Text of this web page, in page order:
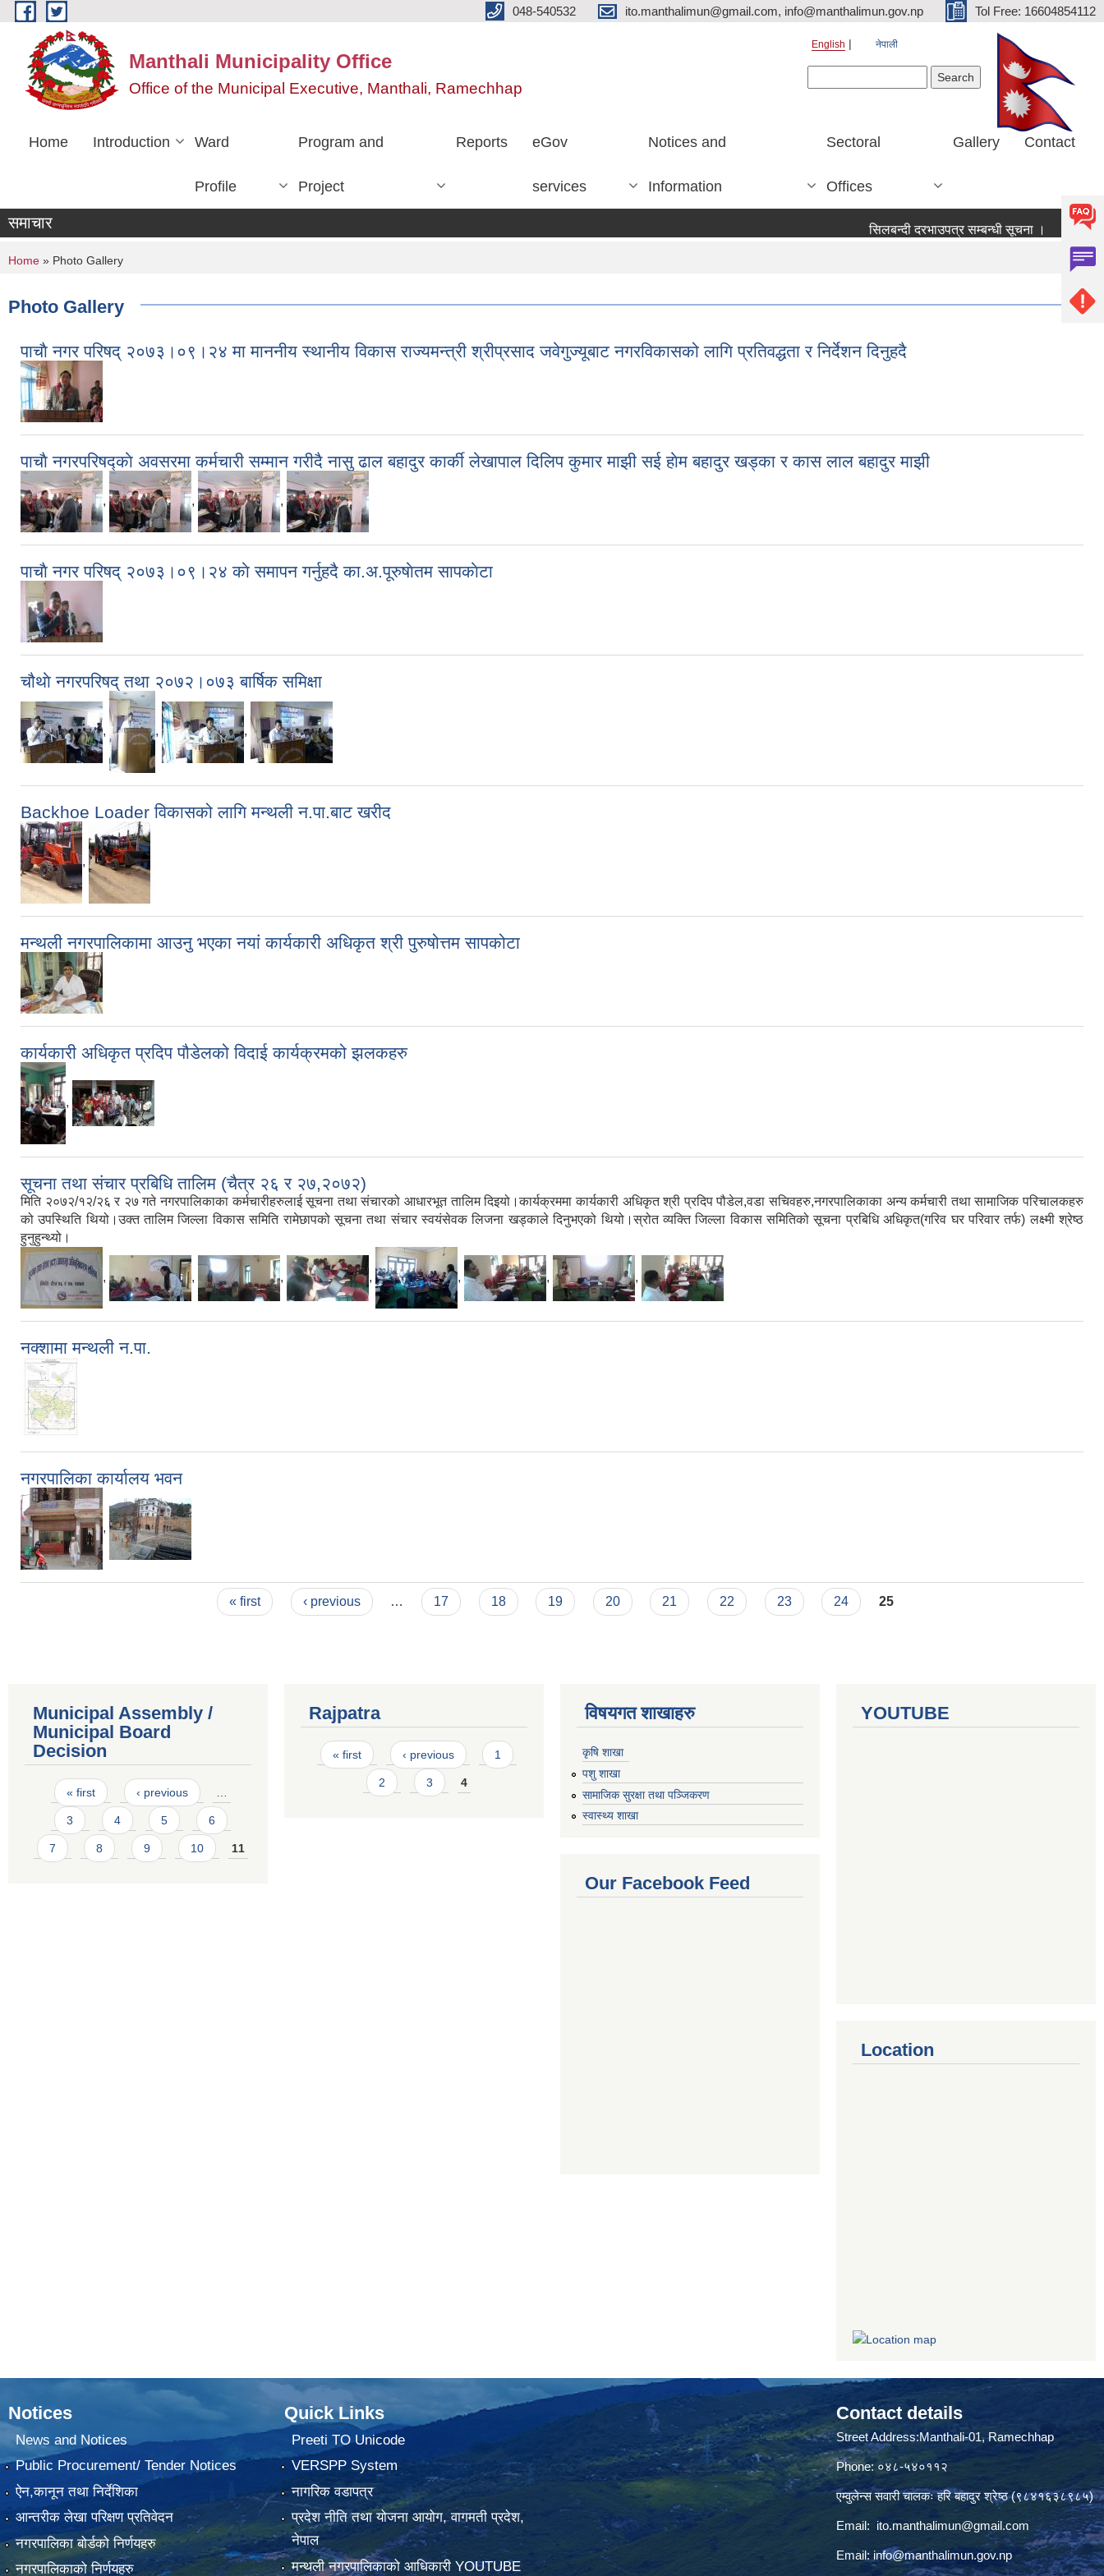
Skip to main content 048-540532 ito.manthalimun@gmail.com, info@manthalimun.gov.np Tol Free: 16604854112
Manthali Municipality Office
Office of the Municipal Executive, Manthali, Ramechhap
English नेपाली
Home Introduction Ward
Profile
Program and
Project
Reports eGov
services
Notices and
Information
Sectoral
Offices
Gallery Contact
समाचार सिलबन्दी दरभाउपत्र सम्बन्धी सूचना । सिलबन्दी
You are here
Home » Photo Gallery
Photo Gallery
पाचाै‌ नगर परिषद् २०७३।०९।२४ मा माननीय स्थानीय विकास राज्यमन्त्री श्रीप्रसाद जवेगुज्यूबाट नगरविकासको लागि प्रतिवद्धता र निर्देशन दिनुहदै
पाचाै नगरपरिषद्काे अवसरमा कर्मचारी सम्मान गरीदै ना‍सु ढाल बहादुर कार्की लेखापाल दिलिप कुमार माझी स‍ई हाेम बहादुर खड्का र कास लाल बहादुर माझी
, , ,
पाचाै‌ नगर परिषद् २०७३।०९।२४ काे समापन गर्नुहदै का‍.अ.पूरुषाेतम सापकाेटा
चौथाे नगरपरिषद् तथा २०७२।०७३ बार्षिक समिक्षा
, , ,
Backhoe Loader विकासको लागि मन्थली न‍.पा‍‍.बाट खरीद
,
मन्थली नगरपालिकामा आउनु भएका नयां कार्यकारी अधिकृत श्री पुरुषोत्तम सापकोटा
कार्यकारी अधिकृत प्रदिप पौडेलको विदाई कार्यक्रमको झलकहरु
,
सूचना तथा संचार प्रबिधि तालिम (चैत्र २६ र २७,२०७२)
मिति २०७२/१२/२६ र २७ गते नगरपालिकाका कर्मचारीहरुलाई सूचना तथा संचारको आधारभूत तालिम दिइयो।कार्यक्रममा कार्यकारी अधिकृत श्री प्रदिप पौडेल,वडा सचिवहरु,नगरपालिकाका अन्य कर्मचारी तथा सामाजिक परिचालकहरु
को उपस्थिति थियो।उक्त तालिम जिल्ला विकास समिति रामेछापको सूचना तथा संचार स्वयंसेवक लिजना खड्काले दिनुभएको थियो।स्रोत व्यक्ति जिल्ला विकास समितिको सूचना प्रबिधि अधिकृत(गरिव घर परिवार तर्फ) लक्ष्मी श्रेष्ठ
हुनुहुन्थ्यो।
, , , , , , ,
नक्शामा मन्थली न.पा.
नगरपालिका कार्यालय भवन
,
« first ‹ previous … 17 18 19 20 21 22 23 24 25
Municipal Assembly /
Municipal Board
Decision
Pages
« first ‹ previous …
3 4 5 6
7 8 9 10 11
Rajpatra
Pages
« first ‹ previous 1
2 3 4
विषयगत शाखाहरु
कृषि शाखा
पशु शाखा
सामाजिक सुरक्षा तथा पञ्जिकरण
स्वास्थ्य शाखा
Our Facebook Feed
YOUTUBE
Location
Notices
News and Notices
Public Procurement/ Tender Notices
ऐन,कानून तथा निर्देशिका
आन्तरीक लेखा परिक्षण प्रतिवेदन
नगरपालिका बोर्डको निर्णयहरु
नगरपालिकाको निर्णयहरु
Quick Links
Preeti TO Unicode
VERSPP System
नागरिक वडापत्र
प्रदेश नीति तथा योजना आयोग, वागमती प्रदेश,
नेपाल
मन्थली नगरपालिकाको आधिकारी YOUTUBE
Contact details
Street Address:Manthali-01, Ramechhap
Phone: ०४८-५४०११२
एम्वुलेन्स सवारी चालकः हरि बहादुर श्रेष्ठ (९८४१६३८९८५)
Email: ito.manthalimun@gmail.com
Email:info@manthalimun.gov.np